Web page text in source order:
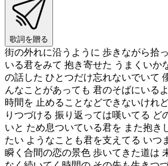
歌詞を贈る
街の外れに沿うように 歩きながら拾
いる君をみて 抱き寄せた うまくいか
の話した ひとつだけ忘れないでいて
んなことがあっても 君のそばにいる
時間を 止めることなどできないけれ
りつづける 振り返っては嘆いてる ど
いと ため息ついている君を また抱き
たい ようなことも君を支えてる いつ
瞬く合間の恋の景色 歩いてきた道は